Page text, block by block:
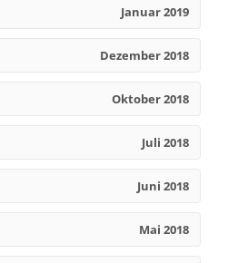
Januar 2019
Dezember 2018
Oktober 2018
Juli 2018
Juni 2018
Mai 2018